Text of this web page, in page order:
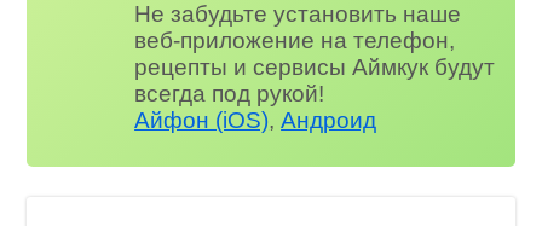
Не забудьте установить наше
веб-приложение на телефон,
рецепты и сервисы Аймкук будут
всегда под рукой!
Айфон (iOS),Андроид